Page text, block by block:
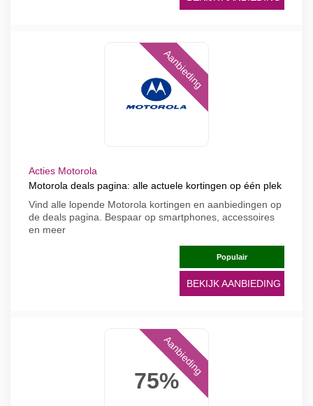
Aanbieding
Acties Motorola
Motorola deals pagina: alle actuele kortingen op één plek
Vind alle lopende Motorola kortingen en aanbiedingen op
de deals pagina. Bespaar op smartphones, accessoires
en meer
Populair
BEKIJK AANBIEDING
75%
Aanbieding